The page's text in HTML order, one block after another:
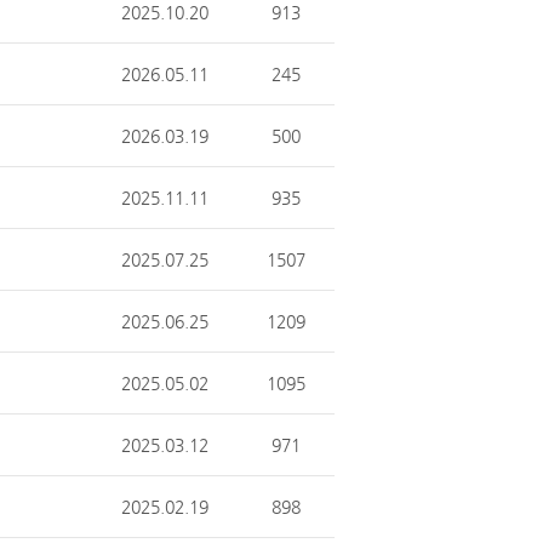
2025.10.20 913
2026.05.11 245
2026.03.19 500
2025.11.11 935
2025.07.25 1507
2025.06.25 1209
2025.05.02 1095
2025.03.12 971
2025.02.19 898